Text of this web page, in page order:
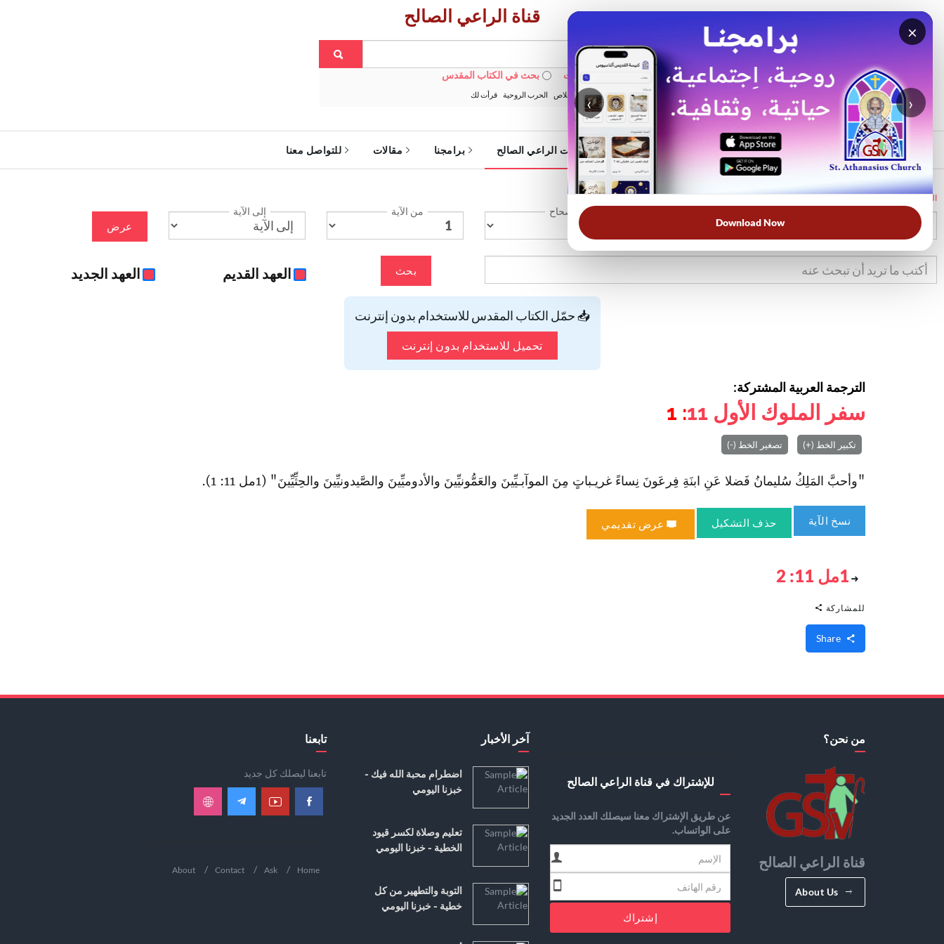
×
‹ ›
Download Now
قناة الراعي الصالح
بحث في الويبسايت بحث في الكتاب المقدس
الأكثر بحثًا: خبزنا اليومي الخلاص الحرب الروحية قرأت لك
الرئيسية خدمات الراعي الصالح برامجنا مقالات للتواصل معنا
الرئيسية
الإصحاح من الآية إلى الآية
عرض
بحث العهد القديم العهد الجديد
📥 حمّل الكتاب المقدس للاستخدام بدون إنترنت
تحميل للاستخدام بدون إنترنت
الترجمة العربية المشتركة:
سفر الملوك الأول 11
: 1
تكبير الخط (+) تصغير الخط (-)
"وأحبَّ المَلِكُ سُليمانُ فَضلا عَنِ ا‏بنَةِ فِرعَونَ نِساءً غريـباتٍ مِنَ الموآبـيِّينَ والعَمُّونيِّينَ والأدوميِّينَ والصَّيدونيِّينَ والحِثِّيِّينَ" (1مل 11: 1).
نسخ الآية حذف التشكيل عرض تقديمي
1مل 11: 2
للمشاركة
من نحن؟
قناة الراعي الصالح
About Us
للإشتراك في قناة الراعي الصالح
عن طريق الإشتراك معنا سيصلك العدد الجديد
على الواتساب.
إشتراك
آخر الأخبار
اضطرام محبة الله فيك -
خبزنا اليومي
تعليم وصلاة لكسر قيود
الخطية - خبزنا اليومي
التوبة والتطهير من كل
خطية - خبزنا اليومي
تابعنا
تابعنا ليصلك كل جديد
Home
Ask
Contact
About